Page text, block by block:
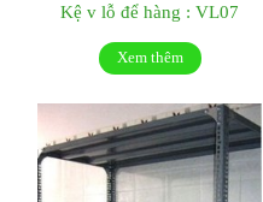
Kệ v lỗ để hàng : VL07
Xem thêm